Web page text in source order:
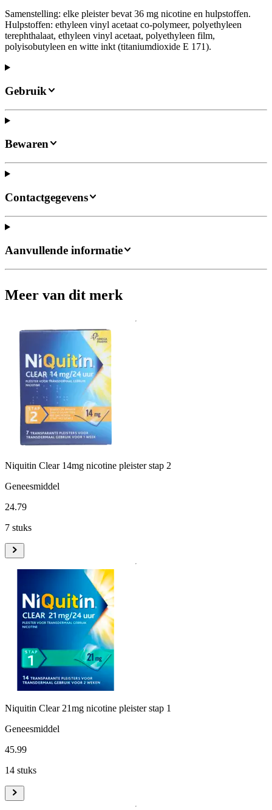
Samenstelling: elke pleister bevat 36 mg nicotine en hulpstoffen.
Hulpstoffen: ethyleen vinyl acetaat co-polymeer, polyethyleen
terephthalaat, ethyleen vinyl acetaat, polyethyleen film,
polyisobutyleen en witte inkt (titaniumdioxide E 171).
Gebruik
Bewaren
Contactgegevens
Aanvullende informatie
Meer van dit merk
Niquitin Clear 14mg nicotine pleister stap 2
Geneesmiddel
24.79
7 stuks
Niquitin Clear 21mg nicotine pleister stap 1
Geneesmiddel
45.99
14 stuks